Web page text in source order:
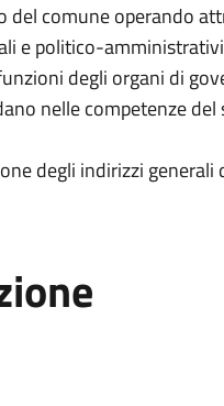
del comune operando
e politico-
degli organi di
nelle competenze
degli indirizzi generali